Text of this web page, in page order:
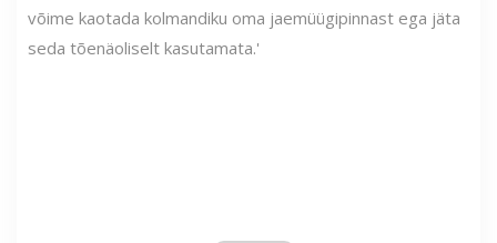
võime kaotada kolmandiku oma jaemüügipinnast ega jäta
seda tõenäoliselt kasutamata.'